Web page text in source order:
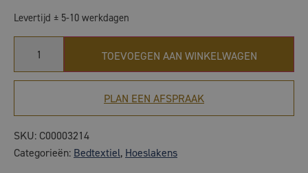
Levertijd ± 5-10 werkdagen
TOEVOEGEN AAN WINKELWAGEN
PLAN EEN AFSPRAAK
SKU: C00003214
Categorieën: Bedtextiel, Hoeslakens